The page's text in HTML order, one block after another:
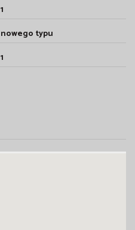
1
nowego typu
1